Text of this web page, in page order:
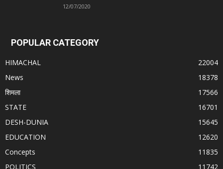
12/07/2020
POPULAR CATEGORY
HIMACHAL
22004
News
18378
शिमला
17566
STATE
16701
DESH-DUNIA
15645
EDUCATION
12620
Concepts
11835
POLITICS
11742